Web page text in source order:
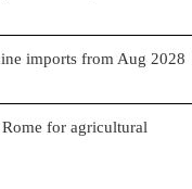
imports from Aug 2028
for agricultural